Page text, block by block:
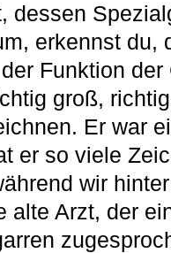
dessen
erkennst du,
Funktion
groß,
Er war
er so viele
wir
alte Arzt, der